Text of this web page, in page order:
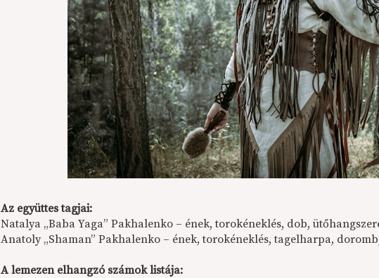
Az együttes tagjai:
Natalya „Baba Yaga” Pakhalenko – ének, torokéneklés, dob,
Anatoly „Shaman” Pakhalenko – ének, torokéneklés, tagelharpa,
A lemezen elhangzó számok listája: